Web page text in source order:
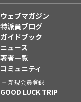
ウェブマガジン
特派員ブログ
ガイドブック
ニュース
著者一覧
コミュニティ
新規会員登録
GOOD LUCK TRIP